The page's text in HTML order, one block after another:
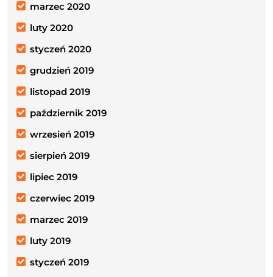
marzec 2020
luty 2020
styczeń 2020
grudzień 2019
listopad 2019
październik 2019
wrzesień 2019
sierpień 2019
lipiec 2019
czerwiec 2019
marzec 2019
luty 2019
styczeń 2019